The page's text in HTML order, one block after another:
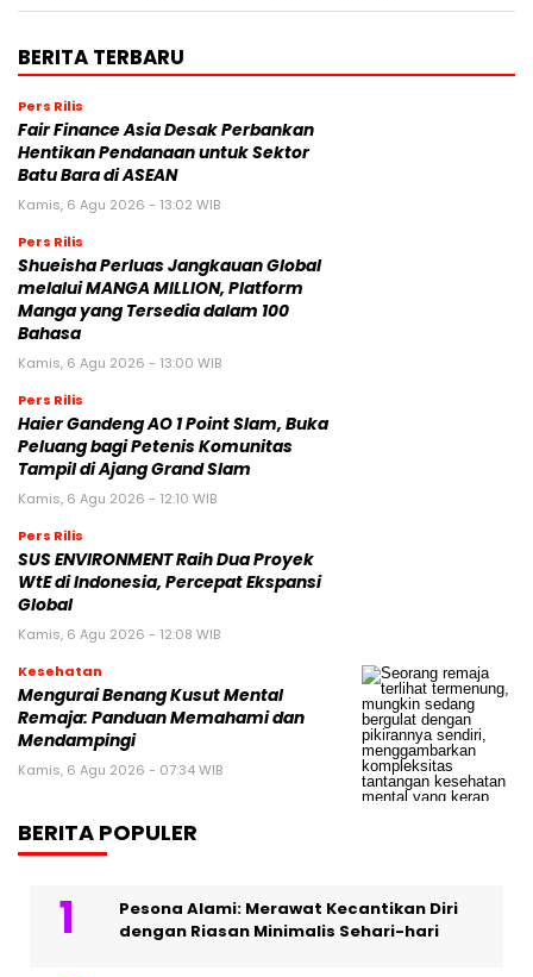
BERITA TERBARU
Pers Rilis
Fair Finance Asia Desak Perbankan
Hentikan Pendanaan untuk Sektor
Batu Bara di ASEAN
Kamis, 6 Agu 2026 - 13:02 WIB
Pers Rilis
Shueisha Perluas Jangkauan Global
melalui MANGA MILLION, Platform
Manga yang Tersedia dalam 100
Bahasa
Kamis, 6 Agu 2026 - 13:00 WIB
Pers Rilis
Haier Gandeng AO 1 Point Slam, Buka
Peluang bagi Petenis Komunitas
Tampil di Ajang Grand Slam
Kamis, 6 Agu 2026 - 12:10 WIB
Pers Rilis
SUS ENVIRONMENT Raih Dua Proyek
WtE di Indonesia, Percepat Ekspansi
Global
Kamis, 6 Agu 2026 - 12:08 WIB
Kesehatan
Mengurai Benang Kusut Mental
Remaja: Panduan Memahami dan
Mendampingi
Kamis, 6 Agu 2026 - 07:34 WIB
BERITA POPULER
Pesona Alami: Merawat Kecantikan Diri
dengan Riasan Minimalis Sehari-hari